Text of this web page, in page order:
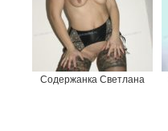
Содержанка Светлана